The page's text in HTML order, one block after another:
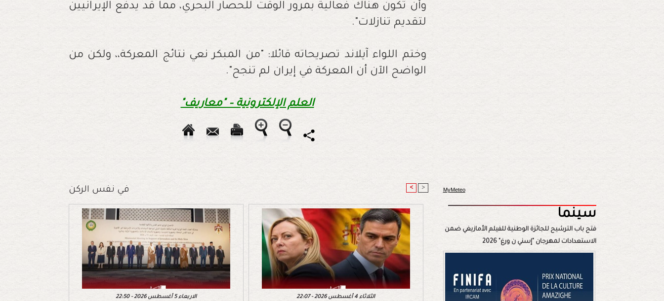
وأن تكون هناك فعالية بمرور الوقت للحصار البحري، مما قد يدفع الإيرانيين
لتقديم تنازلات".
وختم اللواء آيلاند تصريحاته قائلا: "من المبكر نعي نتائج المعركة،، ولكن من
الواضح الآن أن المعركة في إيران لم تنجح".
العلم الإلكترونية – "معاريف"
في نفس الركن < >
الاربعاء 5 أغسطس 2026 - 22:50 الثلاثاء 4 أغسطس 2026 - 22:07
MyMeteo
سينما
فتح باب الترشيح للجائزة الوطنية للفيلم الأمازيغي ضمن
الاستعدادات لمهرجان "إسني ن ورغ" 2026